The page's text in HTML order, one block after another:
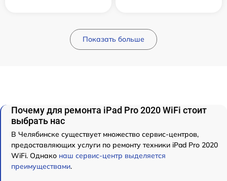
Показать больше
Почему для ремонта iPad Pro 2020 WiFi стоит
выбрать нас
В Челябинске существует множество сервис-центров,
предоставляющих услуги по ремонту техники iPad Pro 2020
WiFi. Однако наш сервис-центр выделяется
преимуществами.